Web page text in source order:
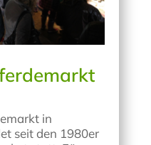
in
seit den 1980er